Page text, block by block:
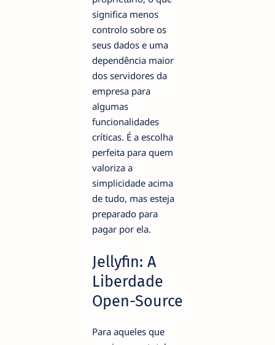
significa menos
controlo sobre os
seus dados e uma
dependência maior
dos servidores da
empresa para
algumas
funcionalidades
críticas. É a escolha
perfeita para quem
valoriza a
simplicidade acima
de tudo, mas esteja
preparado para
pagar por ela.
Jellyfin: A
Liberdade
Open-Source
Para aqueles que